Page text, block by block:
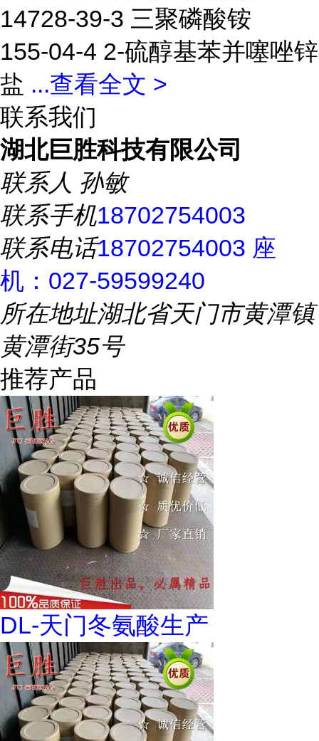
14728-39-3 三聚磷酸铵
155-04-4 2-硫醇基苯并噻唑锌
盐 ...查看全文 >
联系我们
湖北巨胜科技有限公司
联系人 孙敏
联系手机18702754003
联系电话18702754003 座
机：027-59599240
所在地址湖北省天门市黄潭镇
黄潭街35号
推荐产品
DL-天门冬氨酸生产